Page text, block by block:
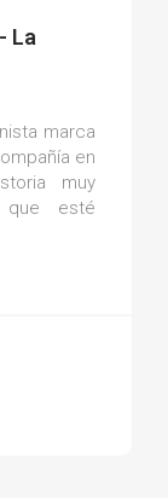
La
marca
en
muy
esté